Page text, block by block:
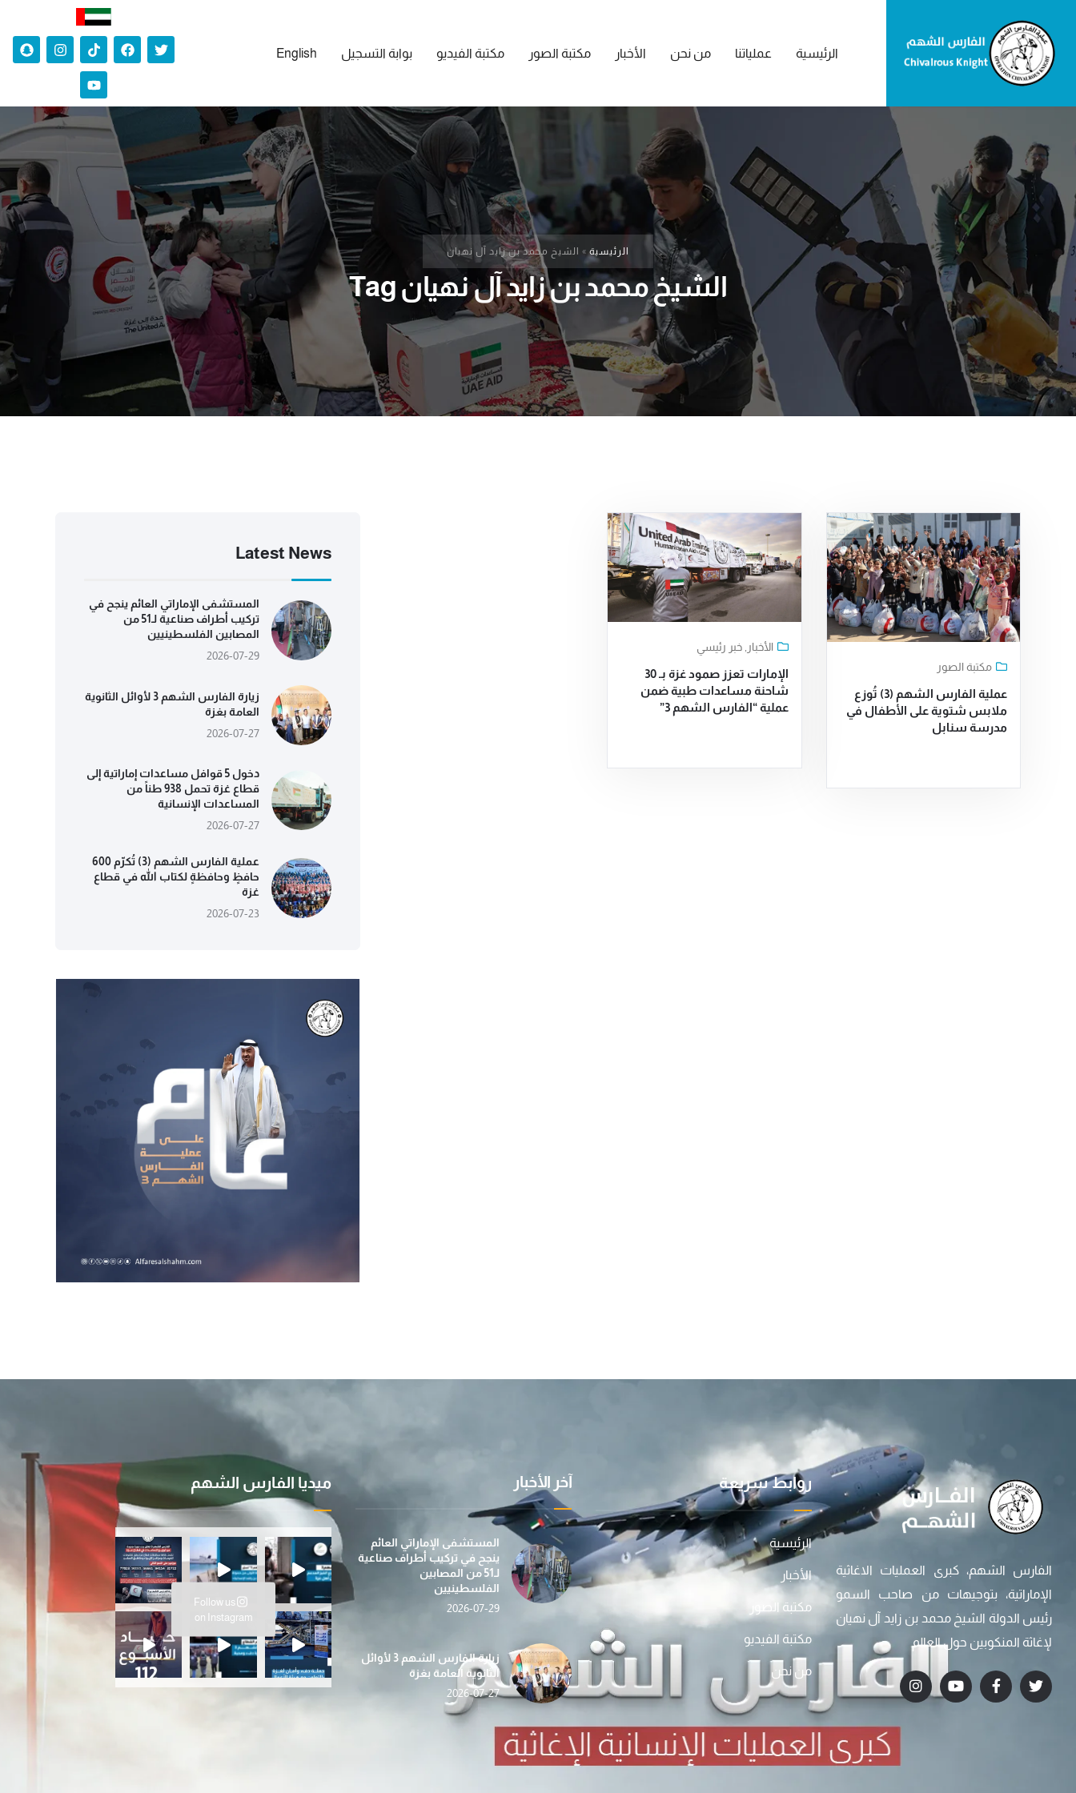
الرئيسية عملياتنا من نحن الأخبار مكتبة الصور مكتبة الفيديو بوابة التسجيل English
الرئيسية » الشيخ محمد بن زايد آل نهيان
الشيخ محمد بن زايد آل نهيان Tag
مكتبة الصور
عملية الفارس الشهم (3) تُوزع
ملابس شتوية على الأطفال في
مدرسة سنابل
الأخبار ,خبر رئيسي
الإمارات تعزز صمود غزة بـ 30
شاحنة مساعدات طبية ضمن
عملية “الفارس الشهم 3”
Latest News
المستشفى الإماراتي العائم ينجح في
تركيب أطراف صناعية لـ51 من
المصابين الفلسطينيين
2026-07-29
زيارة الفارس الشهم 3 لأوائل الثانوية
العامة بغزة
2026-07-27
دخول 5 قوافل مساعدات إماراتية إلى
قطاع غزة تحمل 938 طناً من
المساعدات الإنسانية
2026-07-27
عملية الفارس الشهم (3) تُكرّم 600
حافظٍ وحافظةٍ لكتاب الله في قطاع
غزة
2026-07-23
الفارس الشهم، كبرى العمليات الاغاثية
الإماراتية، بتوجيهات من صاحب السمو
رئيس الدولة الشيخ محمد بن زايد آل نهيان
لإغاثة المنكوبين حول العالم
روابط سريعة
الرئيسية
الأخبار
مكتبة الصور
مكتبة الفيديو
من نحن
آخر الأخبار
المستشفى الإماراتي العائم
ينجح في تركيب أطراف صناعية
لـ51 من المصابين
الفلسطينيين
2026-07-29
زيارة الفارس الشهم 3 لأوائل
الثانوية العامة بغزة
2026-07-27
ميديا الفارس الشهم
بمساهمة من مؤسسة صقر بن محمد القاسمي، تطلق عملية ا
عملية "الفارس الشهم 3" تسيّر إلى غزة الدفعة الأولىفي إطار جهودها الإنسانية المتواصلة…عملية الفارس ال
ضمن مبادرة “دفء ومحبة”... عملية الفارس الشهم 3، ت
حصاد الأسبوع (112) … أنشطة إغاثية ومساعدات شاملة ت
Follow us
on Instagram